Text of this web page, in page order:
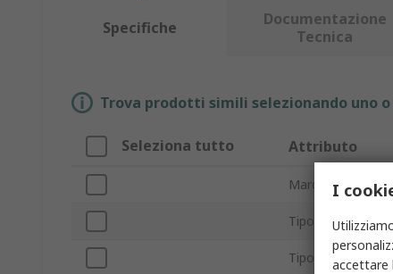
Specifiche
Documentazione
Tecnica
Trova prodotti simili selezionando uno
Seleziona tutto Attributo
Marchio
Tipo prodotto
Tipo di corrente
I
accettare